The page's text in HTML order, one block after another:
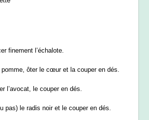
finement l’échalote.
pomme, ôter le cœur et la couper en dés.
l’avocat, le couper en dés.
pas) le radis noir et le couper en dés.